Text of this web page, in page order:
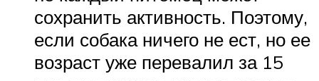
сохранить активность. Поэтому,
если собака ничего не ест, но ее
возраст уже перевалил за 15